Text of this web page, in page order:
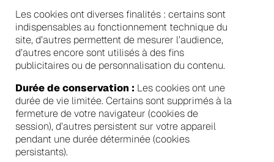
Les cookies ont diverses finalités : certains sont
indispensables au fonctionnement technique du
site, d’autres permettent de mesurer l’audience,
d’autres encore sont utilisés à des fins
publicitaires ou de personnalisation du contenu.
Durée de conservation : Les cookies ont une
durée de vie limitée. Certains sont supprimés à la
fermeture de votre navigateur (cookies de
session), d’autres persistent sur votre appareil
pendant une durée déterminée (cookies
persistants).